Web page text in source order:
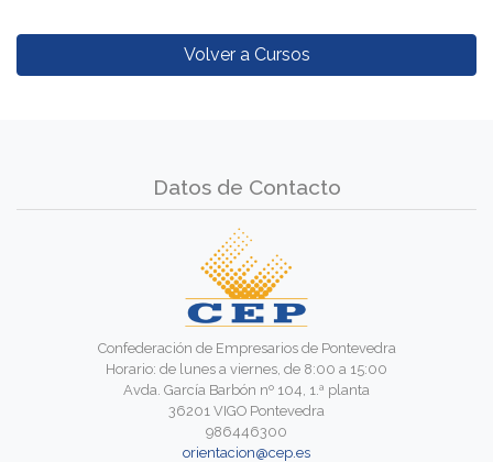
Volver a Cursos
Datos de Contacto
Confederación de Empresarios de Pontevedra
Horario: de lunes a viernes, de 8:00 a 15:00
Avda. García Barbón nº 104, 1.ª planta
36201 VIGO Pontevedra
986446300
orientacion@cep.es